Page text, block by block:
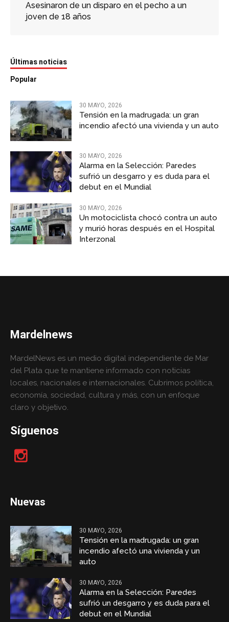
Asesinaron de un disparo en el pecho a un
joven de 18 años
Últimas noticias
Popular
30 MAYO, 2026
Tensión en la madrugada: un gran
incendio afectó una vivienda y un auto
30 MAYO, 2026
Alarma en la Selección: Paredes
sufrió un desgarro y es duda para el
debut en el Mundial
30 MAYO, 2026
Un motociclista chocó contra un auto
y murió horas después en el Hospital
Interzonal
Mardelnews
MardelNews es un medio digital independiente de Mar
del Plata que te mantiene informado con noticias
locales, nacionales e internacionales. Cubrimos política,
economía, sociedad, cultura y más, con un enfoque
claro y objetivo.
Síguenos
Nuevas
30 MAYO, 2026
Tensión en la madrugada: un gran
incendio afectó una vivienda y un
auto
30 MAYO, 2026
Alarma en la Selección: Paredes
sufrió un desgarro y es duda para el
debut en el Mundial